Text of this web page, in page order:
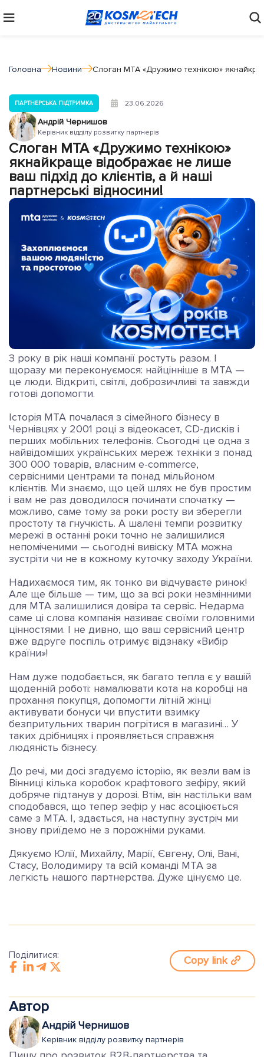
Головна Новини Слоган МТА «Дружимо технікою»
ПАРТНЕРСЬКА ПІДТРИМКА 23.06.2026
Андрій Чернишов
Керівник відділу розвитку партнерів
Слоган МТА «Дружимо технікою»
якнайкраще відображає не лише
ваш підхід до клієнтів, а й наші
партнерські відносини!
З року в рік наші компанії ростуть разом. І
щоразу ми переконуємося: найцінніше в МТА —
це люди. Відкриті, світлі, доброзичливі та завжди
готові допомогти.
Історія МТА почалася з сімейного бізнесу в
Чернівцях у 2001 році з відеокасет, CD-дисків і
перших мобільних телефонів. Сьогодні це одна з
найвідоміших українських мереж техніки з понад
300 000 товарів, власним e-commerce,
сервісними центрами та понад мільйоном
клієнтів. Ми знаємо, що цей шлях не був простим
і вам не раз доводилося починати спочатку —
можливо, саме тому за роки росту ви зберегли
простоту та гнучкість. А шалені темпи розвитку
мережі в останні роки точно не залишилися
непоміченими — сьогодні вивіску МТА можна
зустріти чи не в кожному куточку заходу України.
Надихаємося тим, як тонко ви відчуваєте ринок!
Але ще більше — тим, що за всі роки незмінними
для МТА залишилися довіра та сервіс. Недарма
саме ці слова компанія називає своїми головними
цінностями. І не дивно, що ваш сервісний центр
вже вдруге поспіль отримує відзнаку «Вибір
країни»!
Нам дуже подобається, як багато тепла є у вашій
щоденній роботі: намалювати кота на коробці на
прохання покупця, допомогти літній жінці
активувати бонуси чи впустити взимку
безпритульних тварин погрітися в магазині… У
таких дрібницях і проявляється справжня
людяність бізнесу.
До речі, ми досі згадуємо історію, як везли вам із
Вінниці кілька коробок крафтового зефіру, який
добряче підтанув у дорозі. Втім, він настільки вам
сподобався, що тепер зефір у нас асоціюється
саме з МТА. І, здається, на наступну зустріч ми
знову приїдемо не з порожніми руками.
Дякуємо Юлії, Михайлу, Марії, Євгену, Олі, Вані,
Стасу, Володимиру та всій команді МТА за
легкість нашого партнерства. Дуже цінуємо це.
Поділитися: Copy link
Автор
Андрій Чернишов
Керівник відділу розвитку партнерів